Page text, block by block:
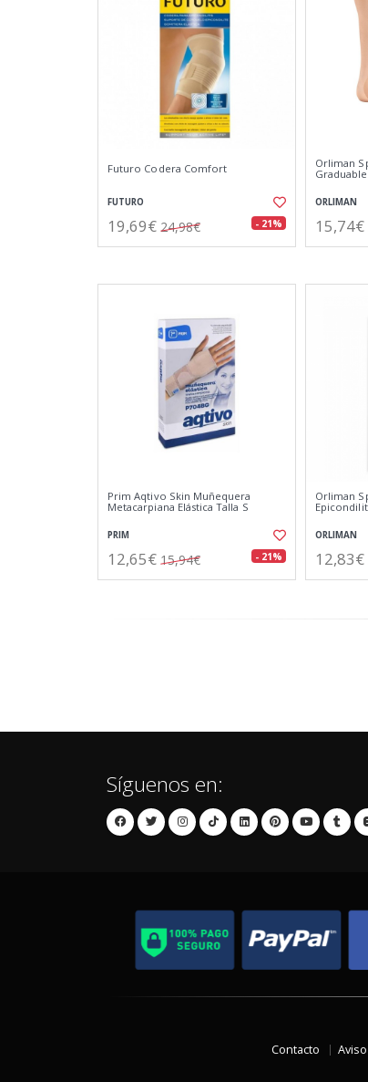
Futuro Codera Comfort
FUTURO
19,69€ 24,98€ - 21%
Orliman
ORLIMAN
15,74€
Prim Aqtivo Skin Muñequera
Metacarpiana Elástica Talla S
PRIM
12,65€ 15,94€ - 21%
Orliman
ORLIMAN
12,83€
Síguenos en:
Contacto